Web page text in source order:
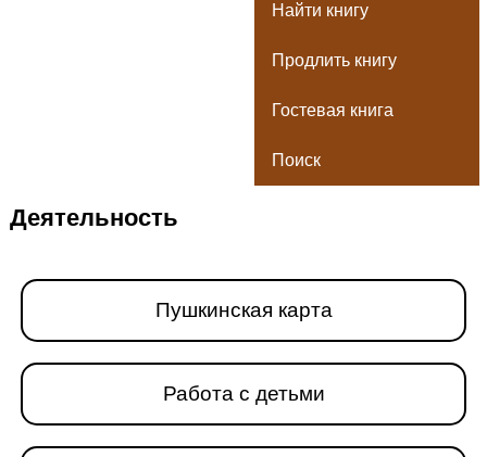
Найти книгу
Продлить книгу
Гостевая книга
Поиск
Деятельность
Пушкинская карта
Работа с детьми